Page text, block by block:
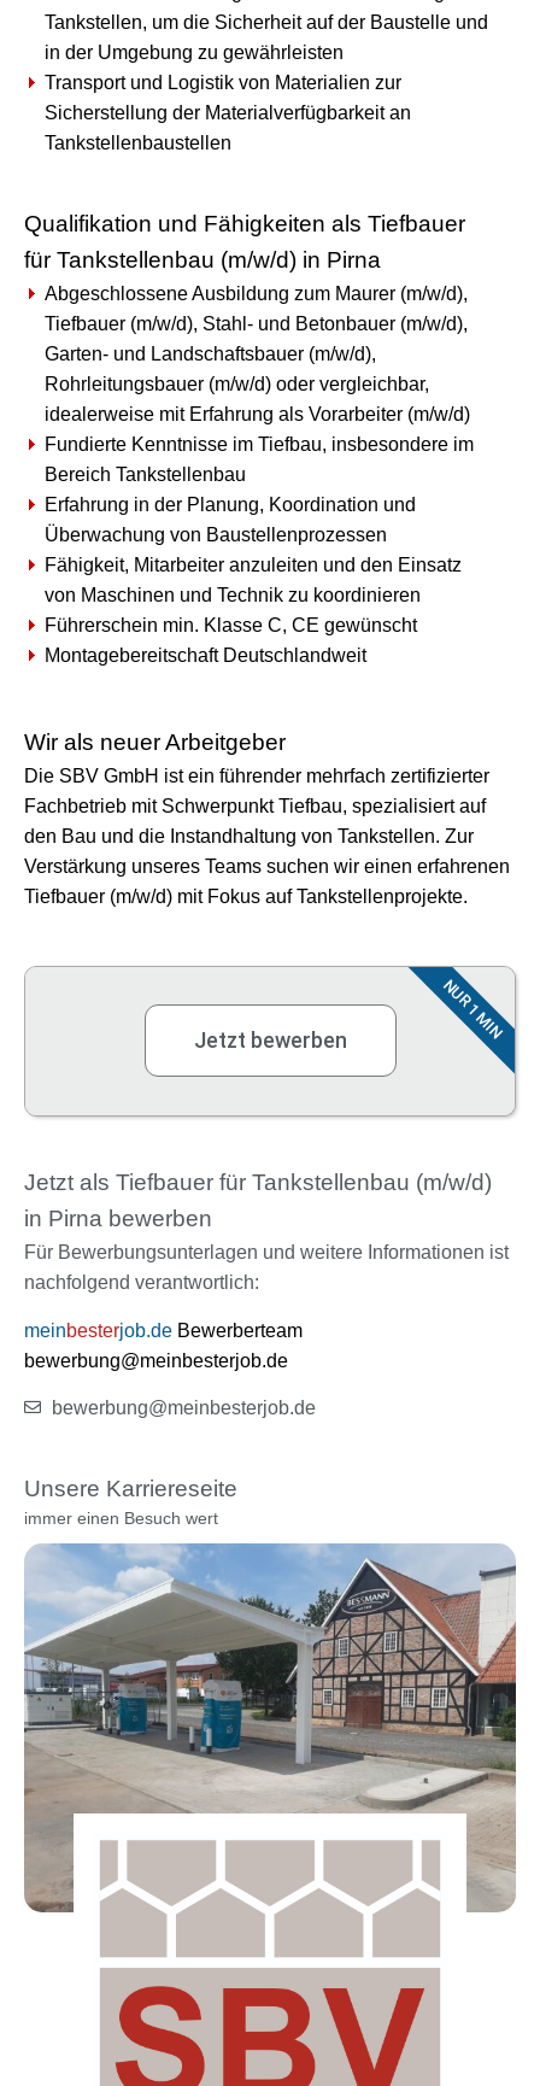
Tankstellen, um die Sicherheit auf der Baustelle und
in der Umgebung zu gewährleisten
Transport und Logistik von Materialien zur
Sicherstellung der Materialverfügbarkeit an
Tankstellenbaustellen
Qualifikation und Fähigkeiten als Tiefbauer
für Tankstellenbau (m/w/d) in Pirna
Abgeschlossene Ausbildung zum Maurer (m/w/d),
Tiefbauer (m/w/d), Stahl- und Betonbauer (m/w/d),
Garten- und Landschaftsbauer (m/w/d),
Rohrleitungsbauer (m/w/d) oder vergleichbar,
idealerweise mit Erfahrung als Vorarbeiter (m/w/d)
Fundierte Kenntnisse im Tiefbau, insbesondere im
Bereich Tankstellenbau
Erfahrung in der Planung, Koordination und
Überwachung von Baustellenprozessen
Fähigkeit, Mitarbeiter anzuleiten und den Einsatz
von Maschinen und Technik zu koordinieren
Führerschein min. Klasse C, CE gewünscht
Montagebereitschaft Deutschlandweit
Wir als neuer Arbeitgeber
Die SBV GmbH ist ein führender mehrfach zertifizierter
Fachbetrieb mit Schwerpunkt Tiefbau, spezialisiert auf
den Bau und die Instandhaltung von Tankstellen. Zur
Verstärkung unseres Teams suchen wir einen erfahrenen
Tiefbauer (m/w/d) mit Fokus auf Tankstellenprojekte.
Jetzt bewerben NUR 1 MIN
Jetzt als Tiefbauer für Tankstellenbau (m/w/d)
in Pirna bewerben
Für Bewerbungsunterlagen und weitere Informationen ist
nachfolgend verantwortlich:
meinbesterjob.de Bewerberteam
bewerbung@meinbesterjob.de
bewerbung@meinbesterjob.de
Unsere Karriereseite
immer einen Besuch wert